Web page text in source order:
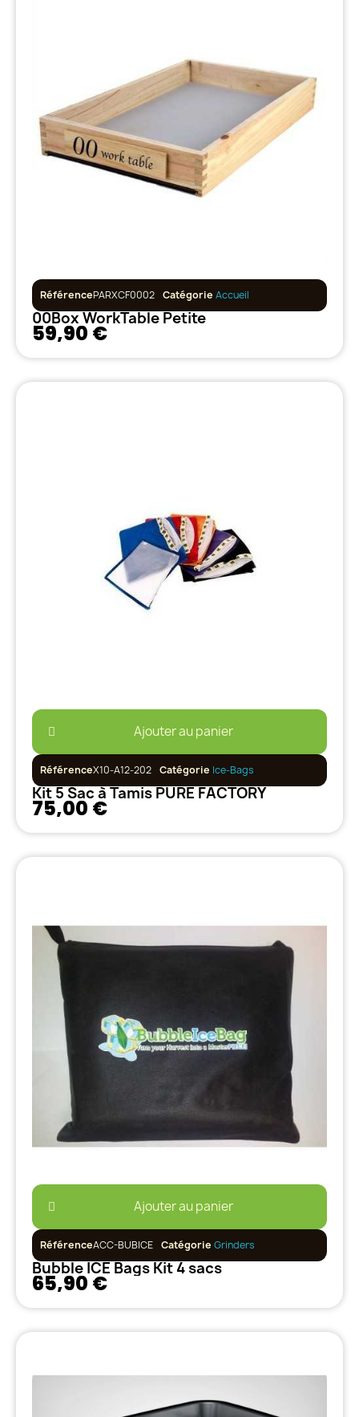
RéférencePARXCF0002 Catégorie Accueil
00Box WorkTable Petite
59,90 €
Ajouter au panier
RéférenceX10-A12-202 Catégorie Ice-Bags
Kit 5 Sac à Tamis PURE FACTORY
75,00 €
Ajouter au panier
RéférenceACC-BUBICE Catégorie Grinders
Bubble ICE Bags Kit 4 sacs
65,90 €